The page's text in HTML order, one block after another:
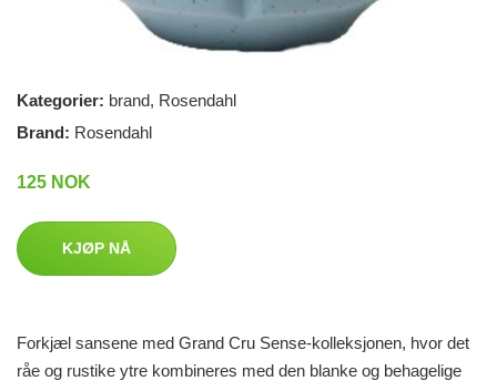
Kategorier: brand, Rosendahl
Brand: Rosendahl
125 NOK
KJØP NÅ
Forkjæl sansene med Grand Cru Sense-kolleksjonen, hvor det
råe og rustike ytre kombineres med den blanke og behagelige